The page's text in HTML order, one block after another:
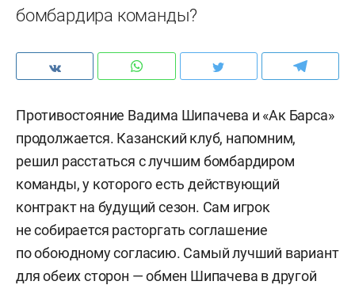
бомбардира команды?
Противостояние Вадима Шипачева и «Ак Барса»
продолжается. Казанский клуб, напомним,
решил расстаться с лучшим бомбардиром
команды, у которого есть действующий
контракт на будущий сезон. Сам игрок
не собирается расторгать соглашение
по обоюдному согласию. Самый лучший вариант
для обеих сторон — обмен Шипачева в другой